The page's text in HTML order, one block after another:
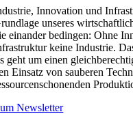
Innovation und
unseres
einander bedingen: Ohne
keine Industrie.
geht um einen
Einsatz von sauberen
Newsletter